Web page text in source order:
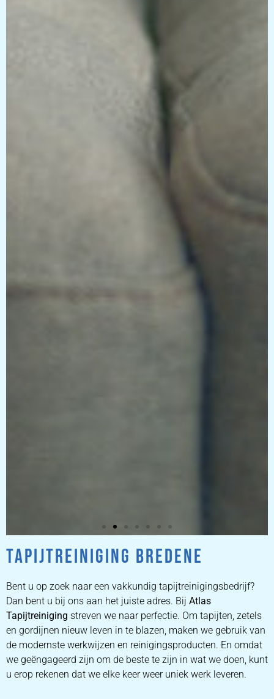
ZETEL
REINIGEN
ZETEL REINIGEN DOOR
PROFESSIONALS
PRIJZEN
TAPIJTREINIGING BREDENE
Bent u op zoek naar een vakkundig tapijtreinigingsbedrijf?
Dan bent u bij ons aan het juiste adres. Bij Atlas
Tapijtreiniging streven we naar perfectie. Om tapijten, zetels
en gordijnen nieuw leven in te blazen, maken we gebruik van
de modernste werkwijzen en reinigingsproducten. En omdat
we geëngageerd zijn om de beste te zijn in wat we doen, kunt
u erop rekenen dat we elke keer weer uniek werk leveren.